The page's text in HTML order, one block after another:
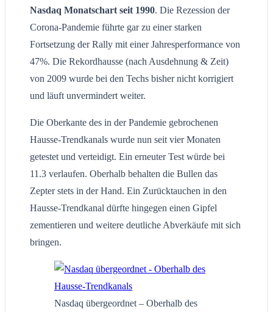
Nasdaq Monatschart seit 1990. Die Rezession der
Corona-Pandemie führte gar zu einer starken
Fortsetzung der Rally mit einer Jahresperformance von
47%. Die Rekordhausse (nach Ausdehnung & Zeit)
von 2009 wurde bei den Techs bisher nicht korrigiert
und läuft unvermindert weiter.
Die Oberkante des in der Pandemie gebrochenen
Hausse-Trendkanals wurde nun seit vier Monaten
getestet und verteidigt. Ein erneuter Test würde bei
11.3 verlaufen. Oberhalb behalten die Bullen das
Zepter stets in der Hand. Ein Zurücktauchen in den
Hausse-Trendkanal dürfte hingegen einen Gipfel
zementieren und weitere deutliche Abverkäufe mit sich
bringen.
Nasdaq übergeordnet – Oberhalb des